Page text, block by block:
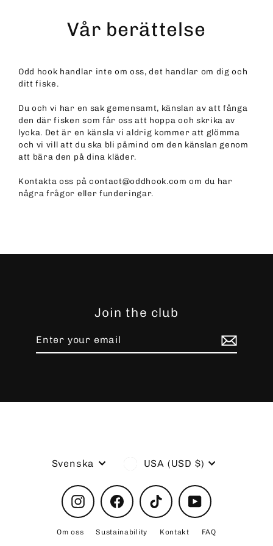
Vår berättelse
Odd hook handlar inte om oss, det handlar om dig och
ditt fiske.
Du och vi har en sak gemensamt, känslan av att fånga
den där fisken som får oss att hoppa och skrika av
lycka. Det är en känsla vi aldrig kommer att glömma
och vi vill att du ska bli påmind om den känslan genom
att bära den på dina kläder.
Kontakta oss på contact@oddhook.com om du har
några frågor eller funderingar.
Join the club
email
Language
Svenska Currency
USA (USD $)
InstagramFacebook TikTok YouTube
Om oss Sustainability Kontakt FAQ